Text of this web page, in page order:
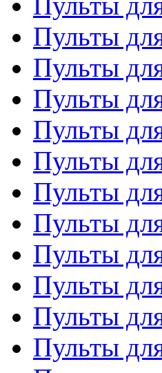
Пульты
Пульты
Пульты
Пульты
Пульты
Пульты
Пульты
Пульты
Пульты
Пульты
Пульты